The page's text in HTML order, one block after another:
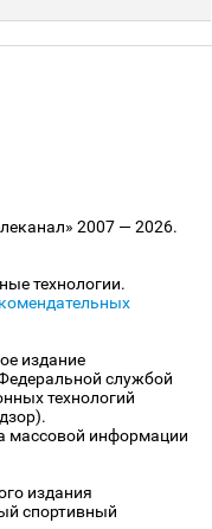
2007 — 2026.
технологии.
издание
службой
технологий
массовой информации
издания
спортивный